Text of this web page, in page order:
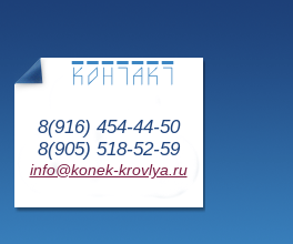
8(916) 454-44-50
8(905) 518-52-59
info@konek-krovlya.ru